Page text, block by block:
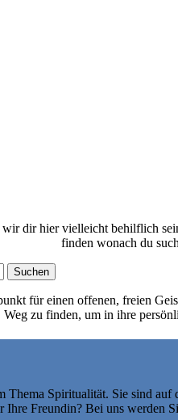
dir hier vielleicht behilflich
finden wonach du
für einen offenen, freien
Weg zu finden, um in ihre
Spiritualität. Sie sind auf
Ihre Freundin? Bei uns werden